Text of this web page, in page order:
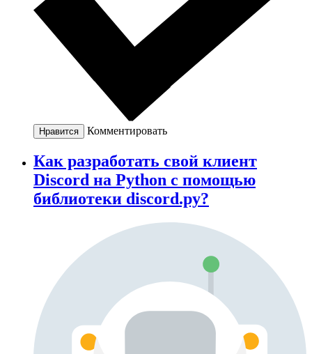
Нравится Комментировать
Как разработать свой клиент
Discord на Python с помощью
библиотеки discord.py?